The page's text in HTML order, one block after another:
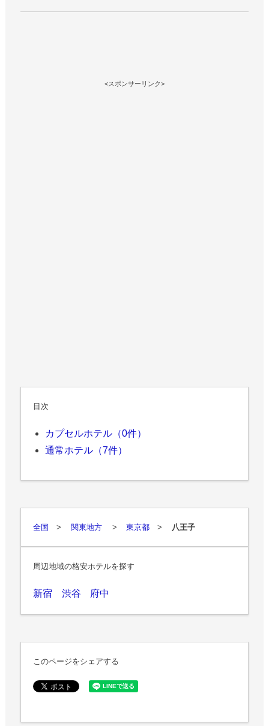
<スポンサーリンク>
目次
カプセルホテル（0件）
通常ホテル（7件）
全国 > 関東地方 > 東京都 > 八王子
周辺地域の格安ホテルを探す
新宿 渋谷 府中
このページをシェアする